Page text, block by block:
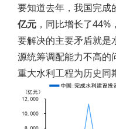
要知道去年，我国完成
亿元 ，同比增长了
要解决的主要矛盾就是
源统筹调配能力不高的
重大水利工程为历史同